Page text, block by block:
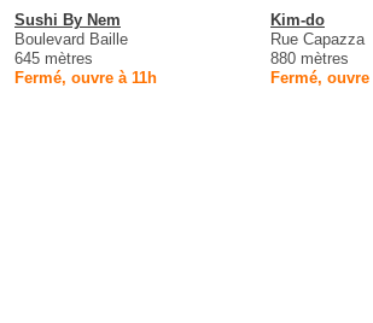
Sushi By Nem
Boulevard Baille
645 mètres
Fermé, ouvre à 11h
Kim-do
Rue Capazza
880 mètres
Fermé, ouvre